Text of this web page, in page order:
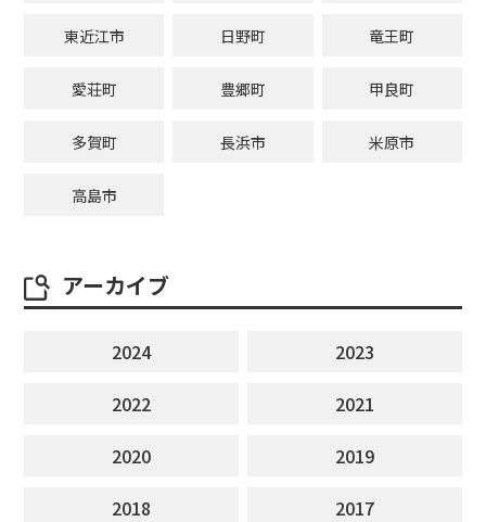
東近江市 日野町 竜王町
愛荘町 豊郷町 甲良町
多賀町 長浜市 米原市
高島市
アーカイブ
2024
2023
2022
2021
2020
2019
2018
2017